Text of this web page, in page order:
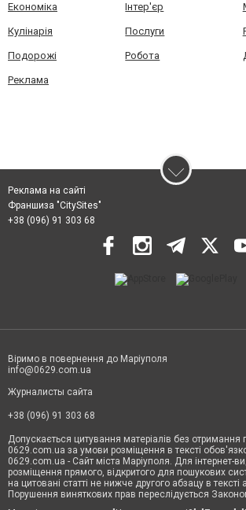
Економіка Інтер'єр
Кулінарія Послуги
Подорожі Робота
Реклама
Реклама на сайті
Франшиза "CitySites"
+38 (096) 91 303 68
Віримо в повернення до Маріуполя
info@0629.com.ua
Журналисты сайта
+38 (096) 91 303 68
Допускається цитування матеріалів без отримання
0629.com.ua за умови розміщення в тексті
0629.com.ua - Сайт міста Маріуполя. Для інтернет-
розміщення прямого, відкритого для пошукових
на цитовані статті не нижче другого абзацу в
Порушення виняткових прав переслідується